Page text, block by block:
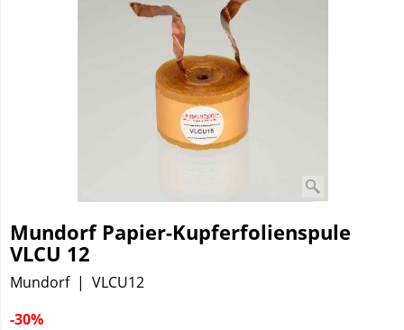
Mundorf Papier-Kupferfolienspule
VLCU 12
Mundorf
VLCU12
-30%